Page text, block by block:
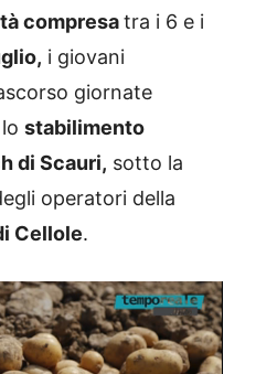
compresatra i 6 e i
i giovani
giornate
stabilimento
di Scauri, sotto la
operatori della
Cellole.